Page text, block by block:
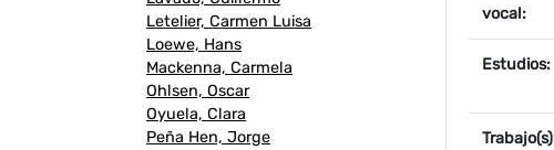
Letelier, Carmen Luisa
Loewe, Hans
Mackenna, Carmela
Ohlsen, Oscar
Oyuela, Clara
Peña Hen, Jorge
vocal:
Estudios: